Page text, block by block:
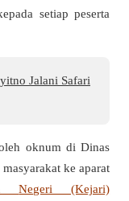
setiap peserta
Jalani Safari
oknum di Dinas
ke aparat
Negeri (Kejari)